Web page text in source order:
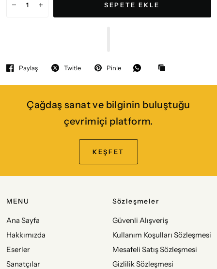
SEPETE EKLE
Paylaş Twitle Pinle
Çağdaş sanat ve bilginin buluştuğu
çevrimiçi platform.
KEŞFET
MENU
Ana Sayfa
Hakkımızda
Eserler
Sanatçılar
Sözleşmeler
Güvenli Alışveriş
Kullanım Koşulları Sözleşmesi
Mesafeli Satış Sözleşmesi
Gizlilik Sözleşmesi